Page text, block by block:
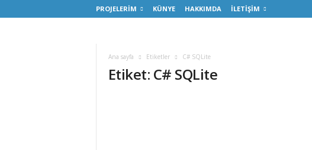
PROJELERİM KÜNYE HAKKIMDA İLETİŞİM
Ana sayfa Etiketler C# SQLite
Etiket: C# SQLite